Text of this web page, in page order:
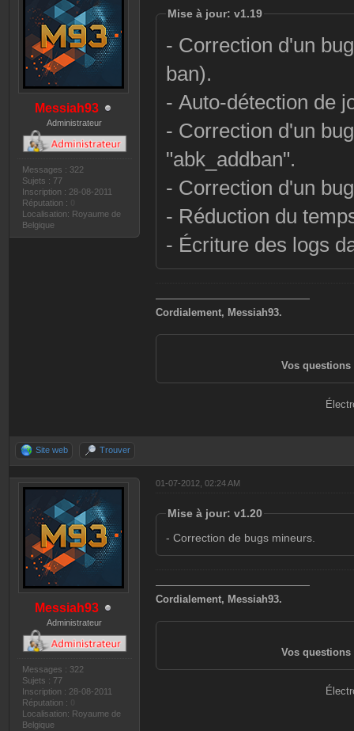
Messiah93
Administrateur
Messages : 322
Sujets : 77
Inscription : 28-08-2011
Réputation :
Localisation: Royaume de
Belgique
Mise à jour: v1.19
- Correction d'un
ban).
- Auto-détection de
- Correction d'un
"abk_addban".
- Correction d'un
- Réduction du
- Écriture des logs
———————————————
Cordialement, Messiah93.
Vos questions
Site web Trouver
Messiah93
Administrateur
Messages : 322
Sujets : 77
Inscription : 28-08-2011
Réputation :
Localisation: Royaume de
Belgique
01-07-2012, 02:24 AM
Mise à jour: v1.20
- Correction de bugs mineurs.
———————————————
Cordialement, Messiah93.
Vos questions